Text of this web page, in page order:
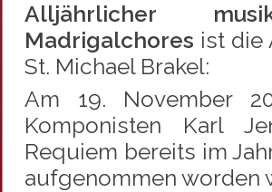
Alljährlicher
Madrigalchores ist die
St. Michael Brakel:
Am 19. November
Komponisten Karl
Requiem bereits im
aufgenommen worden